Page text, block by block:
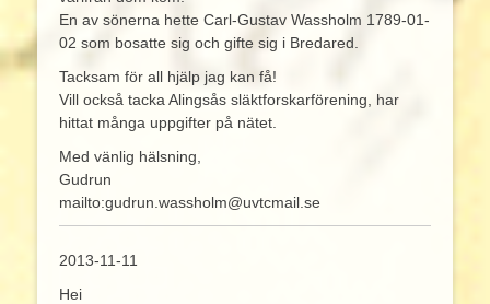
En av sönerna hette Carl-Gustav Wassholm 1789-01-
02 som bosatte sig och gifte sig i Bredared.
Tacksam för all hjälp jag kan få!
Vill också tacka Alingsås släktforskarförening, har
hittat många uppgifter på nätet.
Med vänlig hälsning,
Gudrun
mailto:gudrun.wassholm@uvtcmail.se
2013-11-11
Hei